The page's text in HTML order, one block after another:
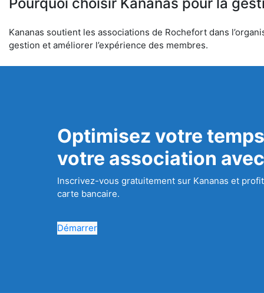
Kananas soutient les associations de Rochefort dans
gestion et améliorer l’expérience des membres.
Optimisez votre
votre association
Inscrivez-vous gratuitement sur Kananas et
carte bancaire.
Démarrer